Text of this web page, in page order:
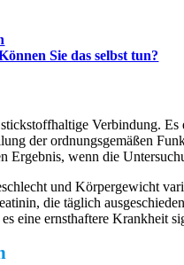
Sie das selbst tun?
Verbindung.
der ordnungsgemäßen
Ergebnis, wenn die
und Körpergewicht
die täglich
eine ernsthaftere Krankheit